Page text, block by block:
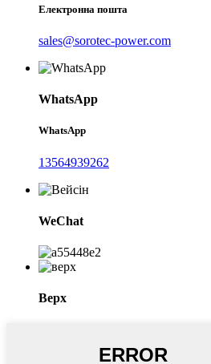
Електронна пошта
sales@sorotec-power.com
WhatsApp
WhatsApp
13564939262
WeChat
Верх